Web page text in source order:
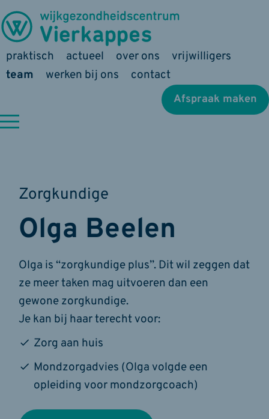
praktisch actueel over ons
vrijwilligers
team
werken bij ons contact
Afspraak maken
Zorgkundige
Olga Beelen
Olga is “zorgkundige plus”. Dit wil zeggen dat
ze meer taken mag uitvoeren dan een
gewone zorgkundige.
Je kan bij haar terecht voor:
Zorg aan huis
Mondzorgadvies (Olga volgde een
opleiding voor mondzorgcoach)